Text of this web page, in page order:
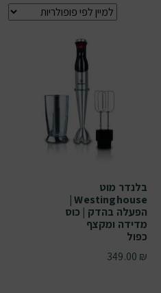
בלנדר מוט
Westinghouse |
הפעלה בהדק | כוס
מדידה ומקצף
כפול
349.00 ₪